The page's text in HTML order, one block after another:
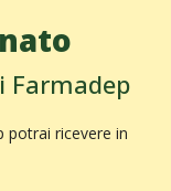
Farmadep
potrai ricevere in